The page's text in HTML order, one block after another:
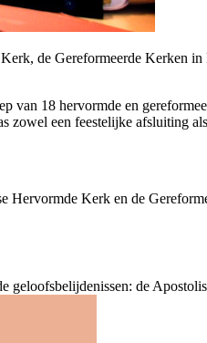
de Gereformeerde Kerken
van 18 hervormde en
een feestelijke afsluiting
Hervormde Kerk en de
geloofsbelijdenissen: de